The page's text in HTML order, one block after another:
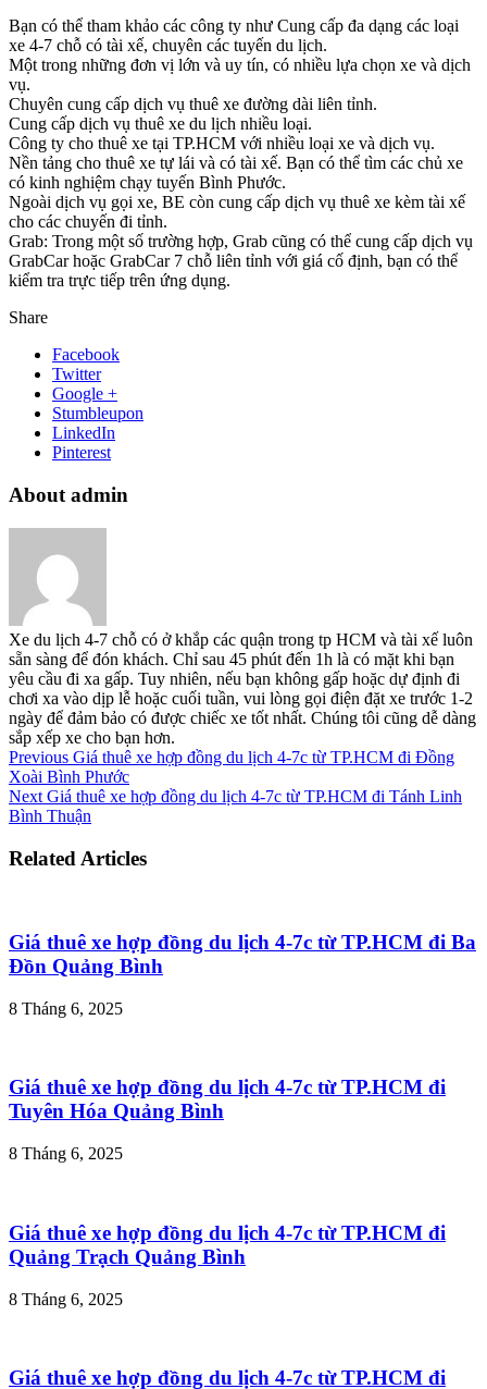
Bạn có thể tham khảo các công ty như Cung cấp đa dạng các loại
xe 4-7 chỗ có tài xế, chuyên các tuyến du lịch.
Một trong những đơn vị lớn và uy tín, có nhiều lựa chọn xe và dịch
vụ.
Chuyên cung cấp dịch vụ thuê xe đường dài liên tỉnh.
Cung cấp dịch vụ thuê xe du lịch nhiều loại.
Công ty cho thuê xe tại TP.HCM với nhiều loại xe và dịch vụ.
Nền tảng cho thuê xe tự lái và có tài xế. Bạn có thể tìm các chủ xe
có kinh nghiệm chạy tuyến Bình Phước.
Ngoài dịch vụ gọi xe, BE còn cung cấp dịch vụ thuê xe kèm tài xế
cho các chuyến đi tỉnh.
Grab: Trong một số trường hợp, Grab cũng có thể cung cấp dịch vụ
GrabCar hoặc GrabCar 7 chỗ liên tỉnh với giá cố định, bạn có thể
kiểm tra trực tiếp trên ứng dụng.
Share
Facebook
Twitter
Google +
Stumbleupon
LinkedIn
Pinterest
About admin
Xe du lịch 4-7 chỗ có ở khắp các quận trong tp HCM và tài xế luôn
sẵn sàng để đón khách. Chỉ sau 45 phút đến 1h là có mặt khi bạn
yêu cầu đi xa gấp. Tuy nhiên, nếu bạn không gấp hoặc dự định đi
chơi xa vào dịp lễ hoặc cuối tuần, vui lòng gọi điện đặt xe trước 1-2
ngày để đảm bảo có được chiếc xe tốt nhất. Chúng tôi cũng dễ dàng
sắp xếp xe cho bạn hơn.
Previous Giá thuê xe hợp đồng du lịch 4-7c từ TP.HCM đi Đồng
Xoài Bình Phước
Next Giá thuê xe hợp đồng du lịch 4-7c từ TP.HCM đi Tánh Linh
Bình Thuận
Related Articles
Giá thuê xe hợp đồng du lịch 4-7c từ TP.HCM đi Ba
Đồn Quảng Bình
8 Tháng 6, 2025
Giá thuê xe hợp đồng du lịch 4-7c từ TP.HCM đi
Tuyên Hóa Quảng Bình
8 Tháng 6, 2025
Giá thuê xe hợp đồng du lịch 4-7c từ TP.HCM đi
Quảng Trạch Quảng Bình
8 Tháng 6, 2025
Giá thuê xe hợp đồng du lịch 4-7c từ TP.HCM đi